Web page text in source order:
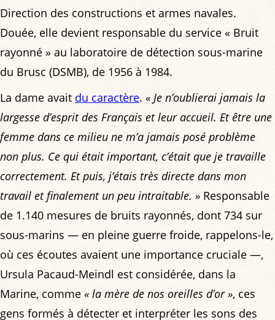
Direction des constructions et armes navales.
Douée, elle devient responsable du service « Bruit
rayonné » au laboratoire de détection sous-marine
du Brusc (DSMB), de 1956 à 1984.
La dame avait du caractère. « Je n’oublierai jamais la
largesse d’esprit des Français et leur accueil. Et être une
femme dans ce milieu ne m’a jamais posé problème
non plus. Ce qui était important, c’était que je travaille
correctement. Et puis, j’étais très directe dans mon
travail et finalement un peu intraitable. » Responsable
de 1.140 mesures de bruits rayonnés, dont 734 sur
sous-marins — en pleine guerre froide, rappelons-le,
où ces écoutes avaient une importance cruciale —,
Ursula Pacaud-Meindl est considérée, dans la
Marine, comme « la mère de nos oreilles d’or », ces
gens formés à détecter et interpréter les sons des